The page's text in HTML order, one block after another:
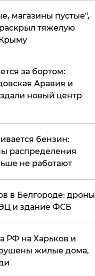
магазины пустые",
тяжелую
за бортом:
Аравия и
новый центр
бензин:
распределения
не работают
в Белгороде: дроны
и здание ФСБ
РФ на Харьков и
жилые дома,